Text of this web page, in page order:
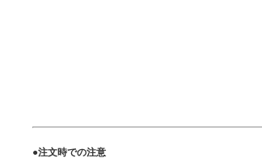
●注文時での注意